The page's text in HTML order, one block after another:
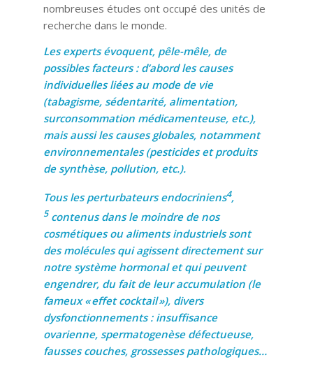
nombreuses études ont occupé des unités de
recherche dans le monde.
Les experts évoquent, pêle-mêle, de
possibles facteurs : d’abord les causes
individuelles liées au mode de vie
(tabagisme, sédentarité, alimentation,
surconsommation médicamenteuse, etc.),
mais aussi les causes globales, notamment
environnementales (pesticides et produits
de synthèse, pollution, etc.).
Tous les perturbateurs endocriniens4,
5contenus dans le moindre de nos
cosmétiques ou aliments industriels sont
des molécules qui agissent directement sur
notre système hormonal et qui peuvent
engendrer, du fait de leur accumulation (le
fameux « effet cocktail »), divers
dysfonctionnements : insuffisance
ovarienne, spermatogenèse défectueuse,
fausses couches, grossesses pathologiques…